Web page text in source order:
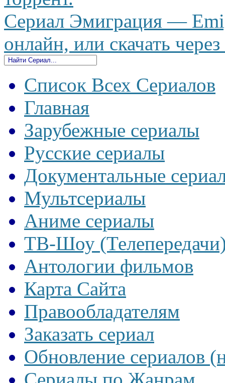
Сериал Эмиграция —
онлайн, или скачать
Список Всех Сериалов
Главная
Зарубежные сериалы
Русские сериалы
Документальные
Мультсериалы
Аниме сериалы
ТВ-Шоу
Антологии фильмов
Карта Сайта
Правообладателям
Заказать сериал
Обновление сериалов